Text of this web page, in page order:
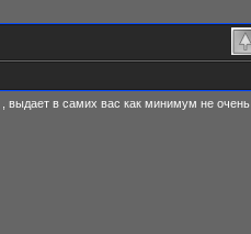
выдает в самих вас как минимум не очень